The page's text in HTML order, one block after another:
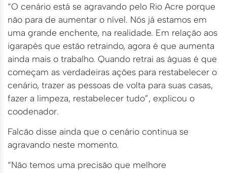
“O cenário está se agravando pelo Rio Acre porque
não para de aumentar o nível. Nós já estamos em
uma grande enchente, na realidade. Em relação aos
igarapés que estão retraindo, agora é que aumenta
ainda mais o trabalho. Quando retrai as águas é que
começam as verdadeiras ações para restabelecer o
cenário, trazer as pessoas de volta para suas casas,
fazer a limpeza, restabelecer tudo”, explicou o
coodenador.
Falcão disse ainda que o cenário continua se
agravando neste momento.
“Não temos uma precisão que melhore